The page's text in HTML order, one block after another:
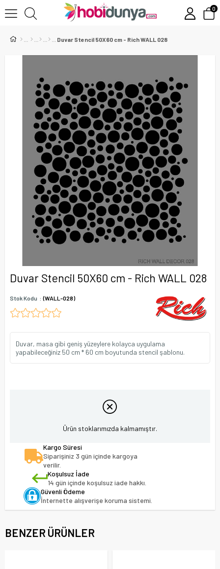
0
Duvar Stencil 50X60 cm - Rich WALL 028
Duvar Stencil 50X60 cm - Rich WALL 028
Stok Kodu (WALL-028)
Duvar, masa gibi geniş yüzeylere kolayca uygulama
yapabileceğiniz 50 cm * 60 cm boyutunda stencil şablonu.
Ürün stoklarımızda kalmamıştır.
Kargo Süresi
Siparişiniz 3 gün içinde kargoya
verilir.
Koşulsuz İade
14 gün içinde koşulsuz iade hakkı.
Güvenli Ödeme
İnternette alışverişe koruma sistemi.
BENZER ÜRÜNLER